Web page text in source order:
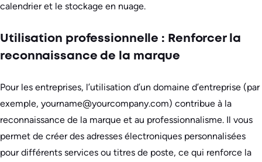
calendrier et le stockage en nuage.
Utilisation professionnelle : Renforcer la
reconnaissance de la marque
Pour les entreprises, l’utilisation d’un domaine d’entreprise (par
exemple, yourname@yourcompany.com) contribue à la
reconnaissance de la marque et au professionnalisme. Il vous
permet de créer des adresses électroniques personnalisées
pour différents services ou titres de poste, ce qui renforce la